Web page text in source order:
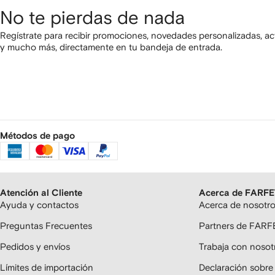
No te pierdas de nada
Regístrate para recibir promociones, novedades personalizadas,
y mucho más, directamente en tu bandeja de entrada.
Métodos de pago
Atención al Cliente
Ayuda y contactos
Preguntas Frecuentes
Pedidos y envíos
Límites de importación
Acerca de
Acerca de
Partners de
Trabaja con
Declaración